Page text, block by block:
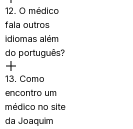
12. O médico
fala outros
idiomas além
do português?
13. Como
encontro um
médico no site
da Joaquim